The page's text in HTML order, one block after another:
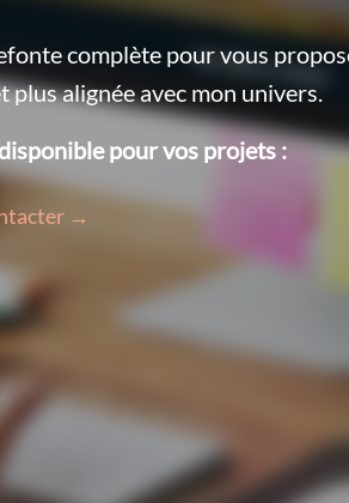
complète pour vous
alignée avec mon univers.
pour vos projets :
→